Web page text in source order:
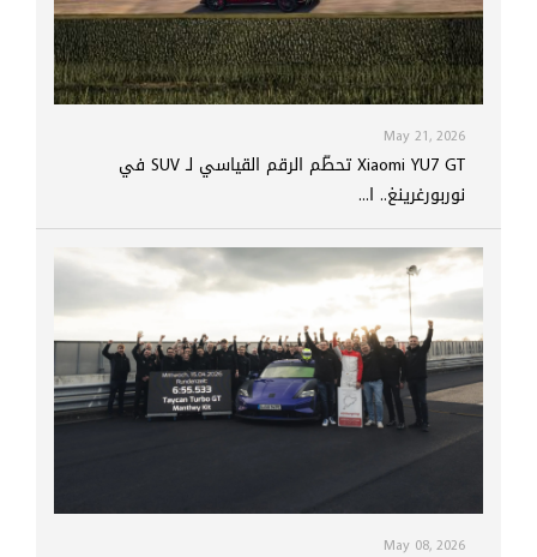
May 21, 2026
Xiaomi YU7 GT تحطّم الرقم القياسي لـ SUV في
نوربورغرينغ.. ا...
May 08, 2026